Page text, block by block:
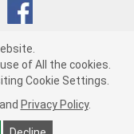
"Accept", you consent
Cookie Settings.
and Privacy Policy.
(3) cv1361
cadenas de suministro
of All the cookies.
Cookie Settings.
and Privacy Policy.